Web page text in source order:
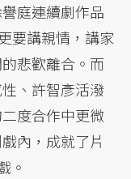
庭連續劇作品
要講親情，講家
悲歡離合。而
、許智彥活潑
度合作中更微
內，成就了片
。